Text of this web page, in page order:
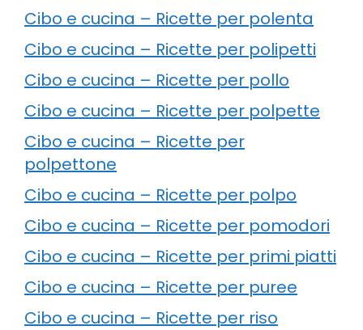
Cibo e cucina – Ricette per polenta
Cibo e cucina – Ricette per polipetti
Cibo e cucina – Ricette per pollo
Cibo e cucina – Ricette per polpette
Cibo e cucina – Ricette per
polpettone
Cibo e cucina – Ricette per polpo
Cibo e cucina – Ricette per pomodori
Cibo e cucina – Ricette per primi piatti
Cibo e cucina – Ricette per puree
Cibo e cucina – Ricette per riso